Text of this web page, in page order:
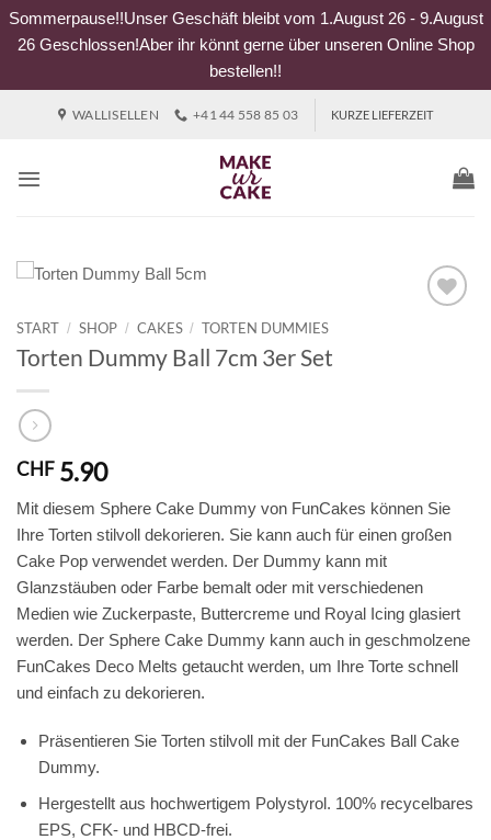
Sommerpause!!Unser Geschäft bleibt vom 1.August 26 - 9.August
26 Geschlossen!Aber ihr könnt gerne über unseren Online Shop
bestellen!!
WALLISELLEN +41 44 558 85 03 KURZE LIEFERZEIT
START / SHOP / CAKES / TORTEN DUMMIES
Torten Dummy Ball 7cm 3er Set
CHF 5.90
Mit diesem Sphere Cake Dummy von FunCakes können Sie
Ihre Torten stilvoll dekorieren. Sie kann auch für einen großen
Cake Pop verwendet werden. Der Dummy kann mit
Glanzstäuben oder Farbe bemalt oder mit verschiedenen
Medien wie Zuckerpaste, Buttercreme und Royal Icing glasiert
werden. Der Sphere Cake Dummy kann auch in geschmolzene
FunCakes Deco Melts getaucht werden, um Ihre Torte schnell
und einfach zu dekorieren.
Präsentieren Sie Torten stilvoll mit der FunCakes Ball Cake
Dummy.
Hergestellt aus hochwertigem Polystyrol. 100% recycelbares
EPS, CFK- und HBCD-frei.